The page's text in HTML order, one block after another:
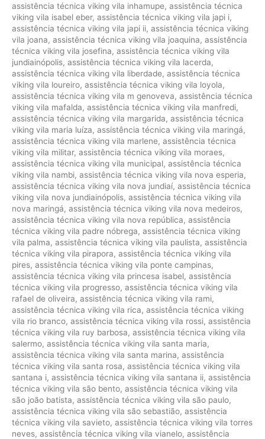
assistência técnica viking vila inhamupe, assistência técnica
viking vila isabel eber, assistência técnica viking vila japi i,
assistência técnica viking vila japi ii, assistência técnica viking
vila joana, assistência técnica viking vila joaquina, assistência
técnica viking vila josefina, assistência técnica viking vila
jundiainópolis, assistência técnica viking vila lacerda,
assistência técnica viking vila liberdade, assistência técnica
viking vila loureiro, assistência técnica viking vila loyola,
assistência técnica viking vila m genoveva, assistência técnica
viking vila mafalda, assistência técnica viking vila manfredi,
assistência técnica viking vila margarida, assistência técnica
viking vila maria luíza, assistência técnica viking vila maringá,
assistência técnica viking vila marlene, assistência técnica
viking vila militar, assistência técnica viking vila moraes,
assistência técnica viking vila municipal, assistência técnica
viking vila nambi, assistência técnica viking vila nova esperia,
assistência técnica viking vila nova jundiaí, assistência técnica
viking vila nova jundiainópolis, assistência técnica viking vila
nova maringá, assistência técnica viking vila nova medeiros,
assistência técnica viking vila nova república, assistência
técnica viking vila padre nóbrega, assistência técnica viking
vila palma, assistência técnica viking vila paulista, assistência
técnica viking vila pirapora, assistência técnica viking vila
pires, assistência técnica viking vila ponte campinas,
assistência técnica viking vila princesa isabel, assistência
técnica viking vila progresso, assistência técnica viking vila
rafael de oliveira, assistência técnica viking vila rami,
assistência técnica viking vila rica, assistência técnica viking
vila rio branco, assistência técnica viking vila rossi, assistência
técnica viking vila ruy barbosa, assistência técnica viking vila
salermo, assistência técnica viking vila santa maria,
assistência técnica viking vila santa marina, assistência
técnica viking vila santa rosa, assistência técnica viking vila
santana i, assistência técnica viking vila santana ii, assistência
técnica viking vila são bento, assistência técnica viking vila
são joão batista, assistência técnica viking vila são paulo,
assistência técnica viking vila são sebastião, assistência
técnica viking vila savieto, assistência técnica viking vila torres
neves, assistência técnica viking vila vianelo, assistência